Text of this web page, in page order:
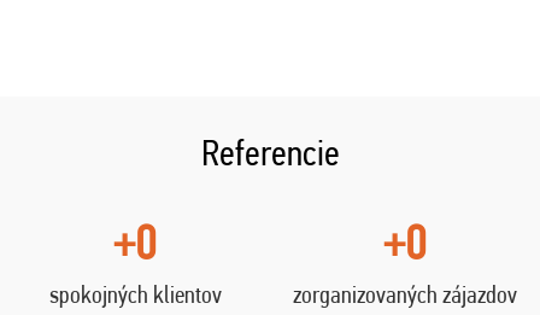
Referencie
+0
spokojných klientov
+0
zorganizovaných zájazdov